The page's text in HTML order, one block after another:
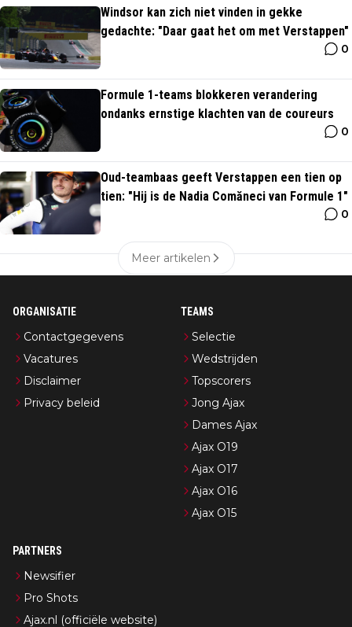
Windsor kan zich niet vinden in gekke
gedachte: "Daar gaat het om met Verstappen"
0
Formule 1-teams blokkeren verandering
ondanks ernstige klachten van de coureurs
0
Oud-teambaas geeft Verstappen een tien op
tien: "Hij is de Nadia Comăneci van Formule 1"
0
Meer artikelen
ORGANISATIE
Contactgegevens
Vacatures
Disclaimer
Privacy beleid
TEAMS
Selectie
Wedstrijden
Topscorers
Jong Ajax
Dames Ajax
Ajax O19
Ajax O17
Ajax O16
Ajax O15
PARTNERS
Newsifier
Pro Shots
Ajax.nl (officiële website)